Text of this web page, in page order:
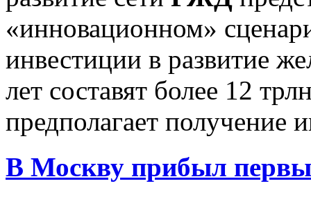
«инновационном»
инвестиции в развитие
лет составят более 12
предполагает получение
В Москву прибыл